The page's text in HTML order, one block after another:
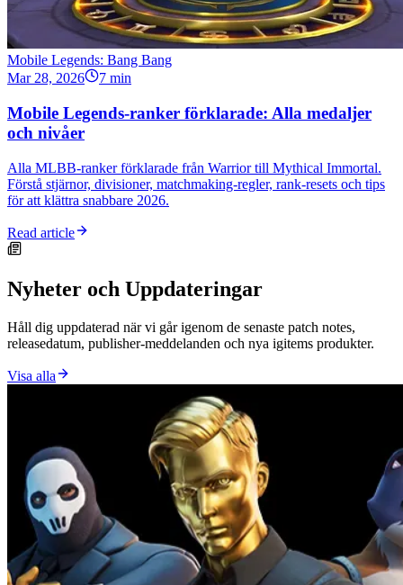
Mobile Legends: Bang Bang
Mar 28, 2026
7 min
Mobile Legends-ranker förklarade: Alla medaljer
och nivåer
Alla MLBB-ranker förklarade från Warrior till Mythical Immortal.
Förstå stjärnor, divisioner, matchmaking-regler, rank-resets och tips
för att klättra snabbare 2026.
Read article
Nyheter och Uppdateringar
Håll dig uppdaterad när vi går igenom de senaste patch notes,
releasedatum, publisher-meddelanden och nya igitems produkter.
Visa alla